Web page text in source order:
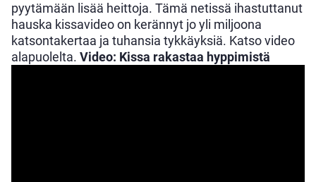
pyytämään lisää heittoja. Tämä netissä ihastuttanut
hauska kissavideo on kerännyt jo yli miljoona
katsontakertaa ja tuhansia tykkäyksiä. Katso video
alapuolelta. Video: Kissa rakastaa hyppimistä